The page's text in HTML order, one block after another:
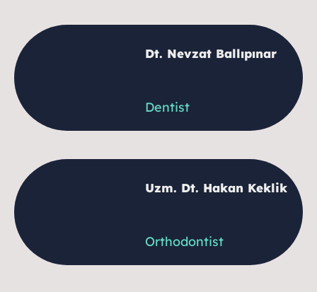
Dt. Nevzat Ballıpınar
Dentist
Uzm. Dt. Hakan Keklik
Orthodontist